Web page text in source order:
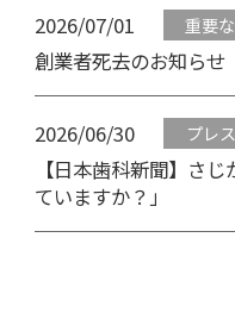
2026/07/01 重要
創業者死去のお知らせ
2026/06/30 プレ
【日本歯科新聞】さ
ていますか？」